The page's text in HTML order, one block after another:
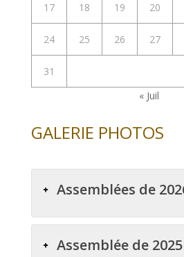
17 18 19 20
24 25 26 27
31
« Juil
GALERIE PHOTOS
Assemblées de
Assemblée de 2025